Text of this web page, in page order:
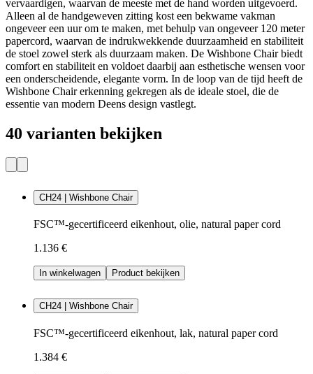
vervaardigen, waarvan de meeste met de hand worden uitgevoerd.
Alleen al de handgeweven zitting kost een bekwame vakman
ongeveer een uur om te maken, met behulp van ongeveer 120 meter
papercord, waarvan de indrukwekkende duurzaamheid en stabiliteit
de stoel zowel sterk als duurzaam maken. De Wishbone Chair biedt
comfort en stabiliteit en voldoet daarbij aan esthetische wensen voor
een onderscheidende, elegante vorm. In de loop van de tijd heeft de
Wishbone Chair erkenning gekregen als de ideale stoel, die de
essentie van modern Deens design vastlegt.
40 varianten bekijken
CH24 | Wishbone Chair
FSC™-gecertificeerd eikenhout, olie, natural paper cord
1.136 €
In winkelwagen Product bekijken
CH24 | Wishbone Chair
FSC™-gecertificeerd eikenhout, lak, natural paper cord
1.384 €